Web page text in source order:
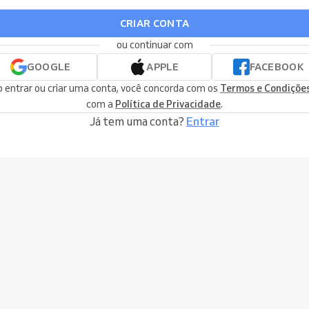
CRIAR CONTA
ou continuar com
GOOGLE
APPLE
FACEBOOK
entrar ou criar uma conta, você concorda com os Termos e
com a Política de Privacidade.
Já tem uma conta? Entrar